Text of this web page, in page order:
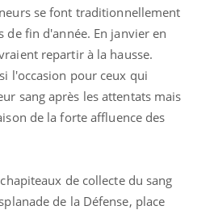
se font traditionnellement
de fin d'année. En janvier en
repartir à la hausse.
l'occasion pour ceux qui
sang après les attentats mais
de la forte affluence des
de collecte du sang
de la Défense, place